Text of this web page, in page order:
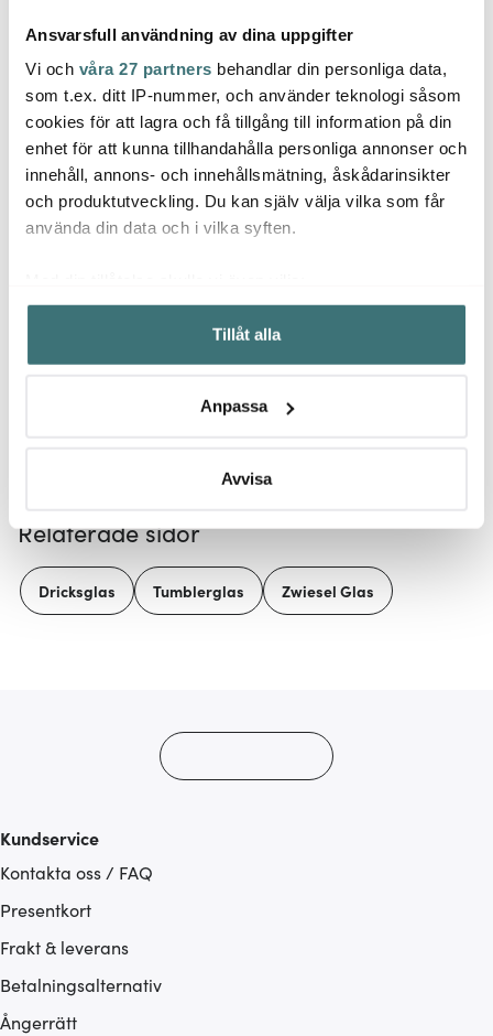
Ansvarsfull användning av dina uppgifter
Vi och våra 27 partners behandlar din personliga data,
som t.ex. ditt IP-nummer, och använder teknologi såsom
cookies för att lagra och få tillgång till information på din
enhet för att kunna tillhandahålla personliga annonser och
innehåll, annons- och innehållsmätning, åskådarinsikter
och produktutveckling. Du kan själv välja vilka som får
använda din data och i vilka syften.
Samla in information om din geografiska plats som
kan ha en noggrannhet på upp till flera meter
Identifiera din enhet genom att aktivt skanna den för
Ta reda på mer om hur dina personliga uppgifter
Du kan ändra eller dra tillbaka ditt samtycke när som
ska anpassas efter det som vi tror att du tycker om. Det
gör också att vi kan analysera vår trafik och göra
Tillåt alla
Anpassa
Avvisa
Zwiesel Glas
Vervino Rödvinglas 68
cl 4-Pack Klar
598 kr 1196 kr
I lager
Zwiesel Glas
Pure Vitvinsglas 41 cl 2-
pack Klar
299 kr 529 kr
I lager
Låt dig inspireras av våra kunder
Relaterade sidor
Dricksglas Tumblerglas Zwiesel Glas
Kundservice
Kontakta oss / FAQ
Presentkort
Frakt & leverans
Betalningsalternativ
Ångerrätt